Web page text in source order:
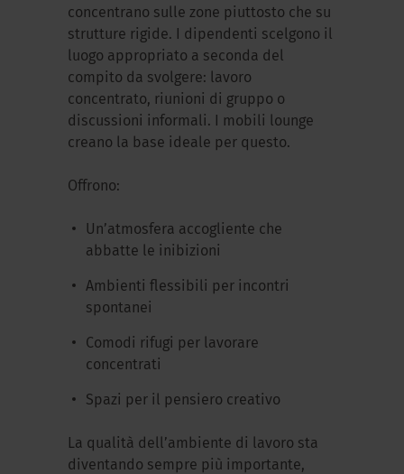
concentrano sulle zone piuttosto che su
strutture rigide. I dipendenti scelgono il
luogo appropriato a seconda del
compito da svolgere: lavoro
concentrato, riunioni di gruppo o
discussioni informali. I mobili lounge
creano la base ideale per questo.
Offrono:
Un’atmosfera accogliente che
abbatte le inibizioni
Ambienti flessibili per incontri
spontanei
Comodi rifugi per lavorare
concentrati
Spazi per il pensiero creativo
La qualità dell’ambiente di lavoro sta
diventando sempre più importante,